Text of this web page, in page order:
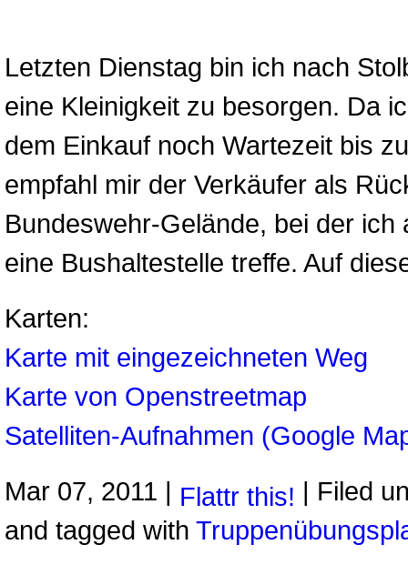
Letzten Dienstag bin ich nach
eine Kleinigkeit zu besorgen. Da
dem Einkauf noch Wartezeit bis
empfahl mir der Verkäufer als
Bundeswehr-Gelände, bei der
eine Bushaltestelle treffe. Auf
Karten:
Karte mit eingezeichneten Weg
Karte von Openstreetmap
Satelliten-Aufnahmen (Google
Mar 07, 2011 | Flattr this! | Filed
and tagged with